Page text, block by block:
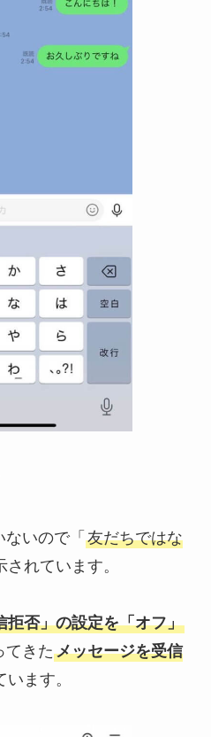
いので「 友だちではな
されています。
拒否」の設定を「オフ」
てきたメッセージを受信
ます。